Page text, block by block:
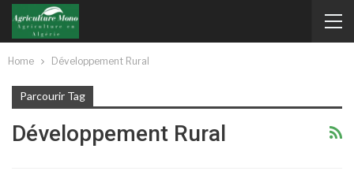
Home Développement Rural
Parcourir Tag
Développement Rural